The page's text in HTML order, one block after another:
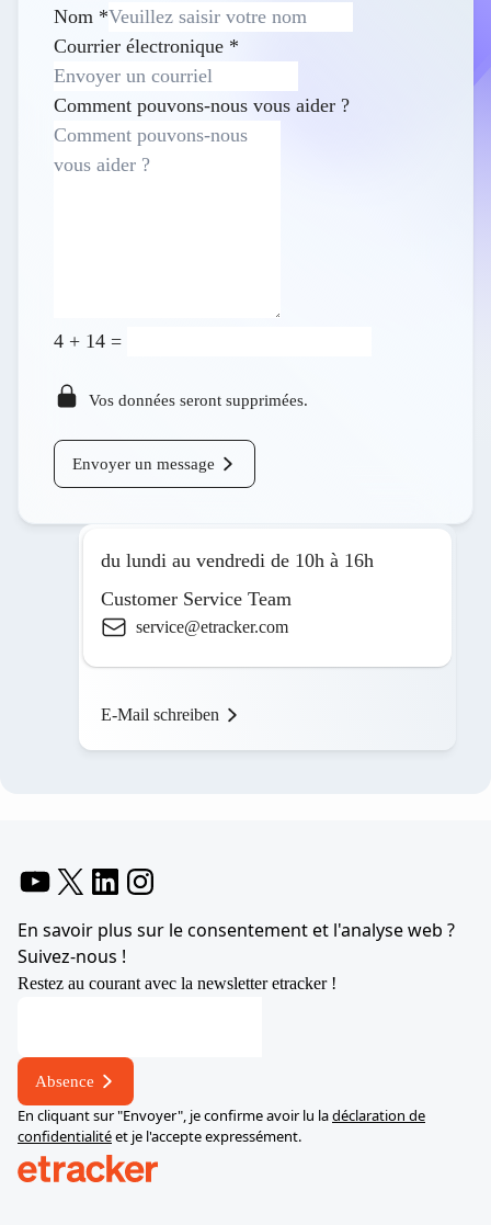
Nom *
Courrier électronique *
Comment pouvons-nous vous aider ?
4 + 14 =
Vos données seront supprimées.
Envoyer un message
du lundi au vendredi de 10h à 16h
Customer Service Team
service@etracker.com
E-Mail schreiben
En savoir plus sur le consentement et l'analyse web ?
Suivez-nous !
Restez au courant avec la newsletter etracker !
Absence
En cliquant sur "Envoyer", je confirme avoir lu ladéclaration de
confidentialitéet je l'accepte expressément.